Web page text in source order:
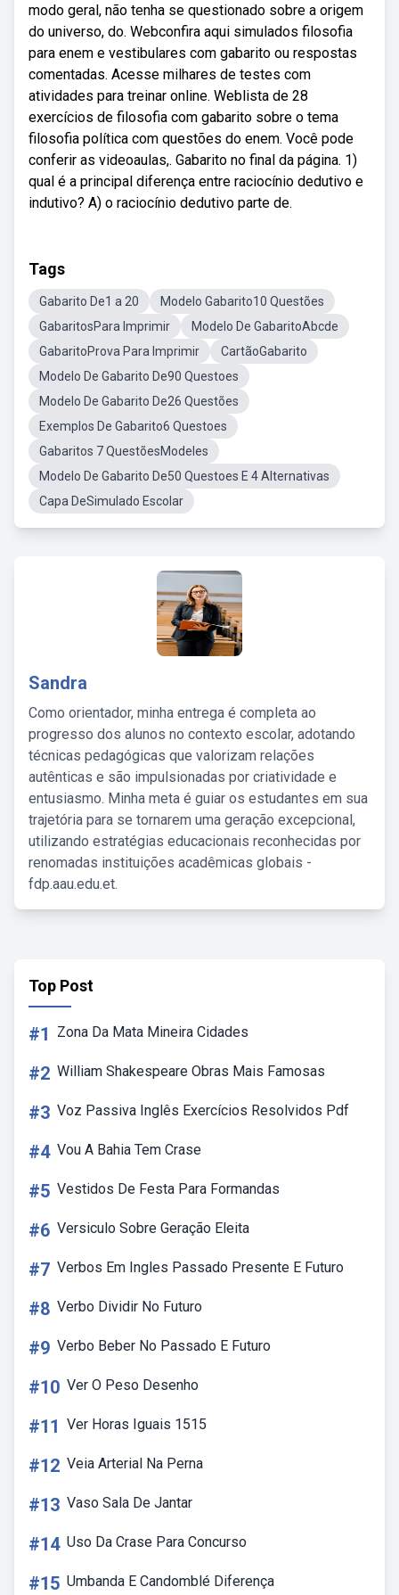
modo geral, não tenha se questionado sobre a origem
do universo, do. Webconfira aqui simulados filosofia
para enem e vestibulares com gabarito ou respostas
comentadas. Acesse milhares de testes com
atividades para treinar online. Weblista de 28
exercícios de filosofia com gabarito sobre o tema
filosofia política com questões do enem. Você pode
conferir as videoaulas,. Gabarito no final da página. 1)
qual é a principal diferença entre raciocínio dedutivo e
indutivo? A) o raciocínio dedutivo parte de.
Tags
Gabarito De1 a 20
Modelo Gabarito10 Questões
GabaritosPara Imprimir
Modelo De GabaritoAbcde
GabaritoProva Para Imprimir
CartãoGabarito
Modelo De Gabarito De90 Questoes
Modelo De Gabarito De26 Questões
Exemplos De Gabarito6 Questoes
Gabaritos 7 QuestõesModeles
Modelo De Gabarito De50 Questoes E 4 Alternativas
Capa DeSimulado Escolar
Sandra
Como orientador, minha entrega é completa ao
progresso dos alunos no contexto escolar, adotando
técnicas pedagógicas que valorizam relações
autênticas e são impulsionadas por criatividade e
entusiasmo. Minha meta é guiar os estudantes em sua
trajetória para se tornarem uma geração excepcional,
utilizando estratégias educacionais reconhecidas por
renomadas instituições acadêmicas globais -
fdp.aau.edu.et.
Top Post
#1 Zona Da Mata Mineira Cidades
#2 William Shakespeare Obras Mais Famosas
#3 Voz Passiva Inglês Exercícios Resolvidos Pdf
#4 Vou A Bahia Tem Crase
#5 Vestidos De Festa Para Formandas
#6 Versiculo Sobre Geração Eleita
#7 Verbos Em Ingles Passado Presente E Futuro
#8 Verbo Dividir No Futuro
#9 Verbo Beber No Passado E Futuro
#10 Ver O Peso Desenho
#11 Ver Horas Iguais 1515
#12 Veia Arterial Na Perna
#13 Vaso Sala De Jantar
#14 Uso Da Crase Para Concurso
#15 Umbanda E Candomblé Diferença